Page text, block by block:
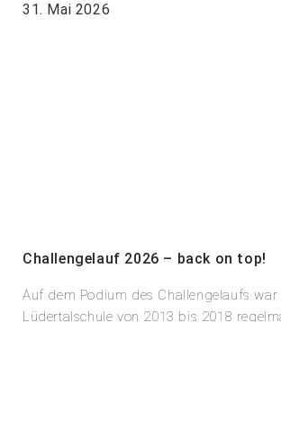
31. Mai 2026
Challengelauf 2026 – back on top!
Auf dem Podium des Challengelaufs war
Lüdertalschule von 2013 bis 2018